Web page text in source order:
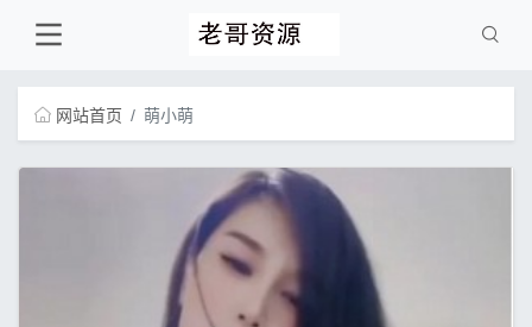
网站首页 萌小萌